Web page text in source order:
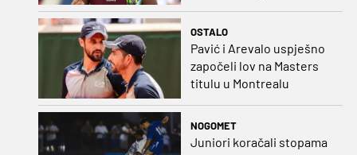
OSTALO
Pavić i Arevalo uspješno
započeli lov na Masters
titulu u Montrealu
NOGOMET
Juniori koračali stopama